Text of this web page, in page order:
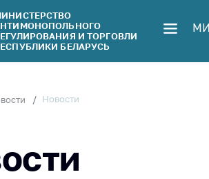
И ТОРГОВЛИ
БЕЛАРУСЬ
Новости